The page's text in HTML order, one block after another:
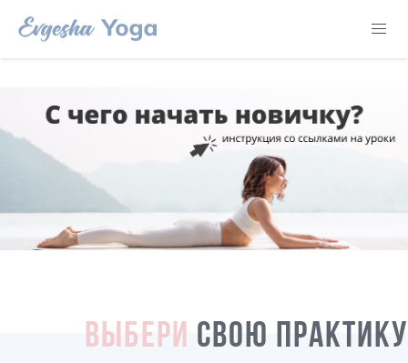
ВЫБЕРИ СВОЮ ПРАКТИКУ